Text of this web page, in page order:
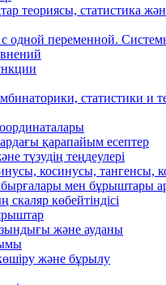
теориясы, статистика
одной переменной.
статистики и
қарапайым есептер
түзудің теңдеулері
косинусы, тангенсы,
мен бұрыштары
скаляр көбейтіндісі
және ауданы
және бұрылу